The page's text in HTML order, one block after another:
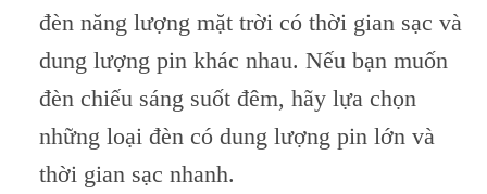
đèn năng lượng mặt trời có thời gian sạc và
dung lượng pin khác nhau. Nếu bạn muốn
đèn chiếu sáng suốt đêm, hãy lựa chọn
những loại đèn có dung lượng pin lớn và
thời gian sạc nhanh.